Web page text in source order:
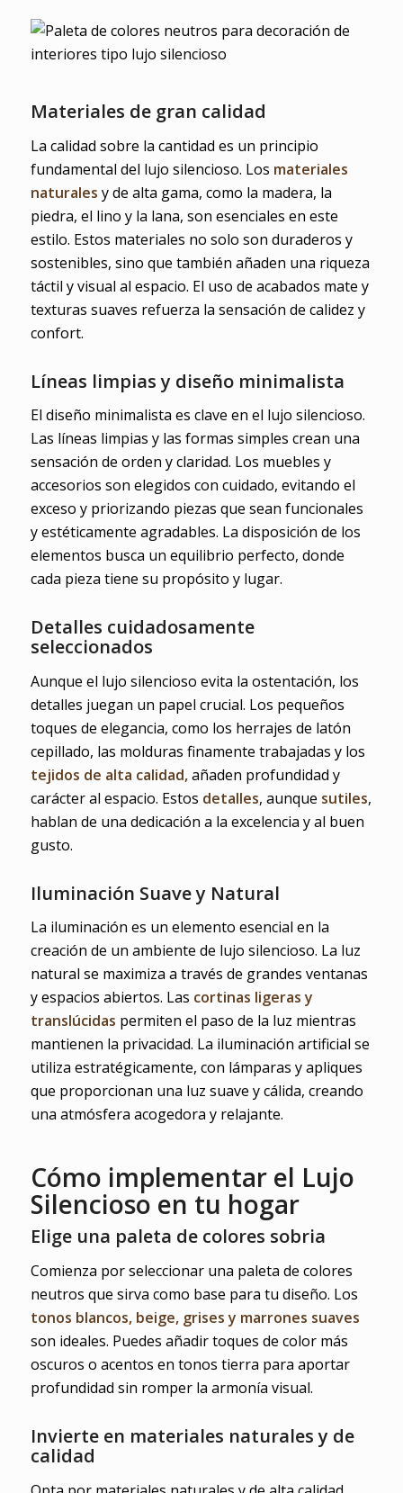
Materiales de gran calidad
La calidad sobre la cantidad es un principio
fundamental del lujo silencioso. Los materiales
naturales y de alta gama, como la madera, la
piedra, el lino y la lana, son esenciales en este
estilo. Estos materiales no solo son duraderos y
sostenibles, sino que también añaden una riqueza
táctil y visual al espacio. El uso de acabados mate y
texturas suaves refuerza la sensación de calidez y
confort.
Líneas limpias y diseño minimalista
El diseño minimalista es clave en el lujo silencioso.
Las líneas limpias y las formas simples crean una
sensación de orden y claridad. Los muebles y
accesorios son elegidos con cuidado, evitando el
exceso y priorizando piezas que sean funcionales
y estéticamente agradables. La disposición de los
elementos busca un equilibrio perfecto, donde
cada pieza tiene su propósito y lugar.
Detalles cuidadosamente
seleccionados
Aunque el lujo silencioso evita la ostentación, los
detalles juegan un papel crucial. Los pequeños
toques de elegancia, como los herrajes de latón
cepillado, las molduras finamente trabajadas y los
tejidos de alta calidad,añaden profundidad y
carácter al espacio. Estos detalles, aunque sutiles,
hablan de una dedicación a la excelencia y al buen
gusto.
Iluminación Suave y Natural
La iluminación es un elemento esencial en la
creación de un ambiente de lujo silencioso. La luz
natural se maximiza a través de grandes ventanas
y espacios abiertos. Las cortinas ligeras y
translúcidas permiten el paso de la luz mientras
mantienen la privacidad. La iluminación artificial se
utiliza estratégicamente, con lámparas y apliques
que proporcionan una luz suave y cálida, creando
una atmósfera acogedora y relajante.
Cómo implementar el Lujo
Silencioso en tu hogar
Elige una paleta de colores sobria
Comienza por seleccionar una paleta de colores
neutros que sirva como base para tu diseño. Los
tonos blancos, beige, grises y marrones suaves
son ideales. Puedes añadir toques de color más
oscuros o acentos en tonos tierra para aportar
profundidad sin romper la armonía visual.
Invierte en materiales naturales y de
calidad